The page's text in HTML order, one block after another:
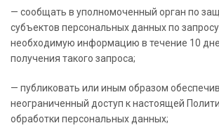
— сообщать в уполномоченный орган по
субъектов персональных данных по запросу
необходимую информацию в течение 10
получения такого запроса;
— публиковать или иным образом
неограниченный доступ к настоящей
обработки персональных данных;